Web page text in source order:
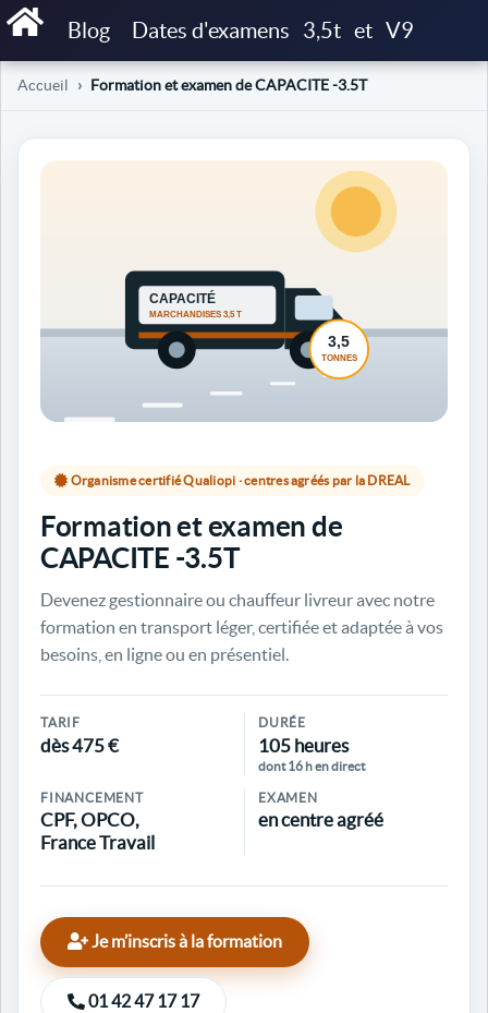
Blog Dates d'examens 3,5t et V9
Accueil Formation et examen de CAPACITE -3.5T
Organisme certifié Qualiopi · centres agréés par la DREAL
Formation et examen de
CAPACITE -3.5T
Devenez gestionnaire ou chauffeur livreur avec notre
formation en transport léger, certifiée et adaptée à vos
besoins, en ligne ou en présentiel.
TARIF
dès 475 €
DURÉE
105 heures
dont 16 h en direct
FINANCEMENT
CPF, OPCO,
France Travail
EXAMEN
en centre agréé
Je m’inscris à la formation
01 42 47 17 17